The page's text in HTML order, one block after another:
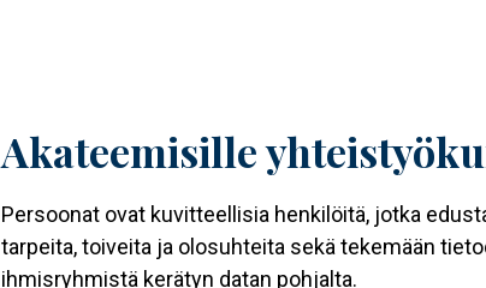
Akateemisille
Persoonat ovat kuvitteellisia henkilöitä, jotka
tarpeita, toiveita ja olosuhteita sekä tekemään
ihmisryhmistä kerätyn datan pohjalta.